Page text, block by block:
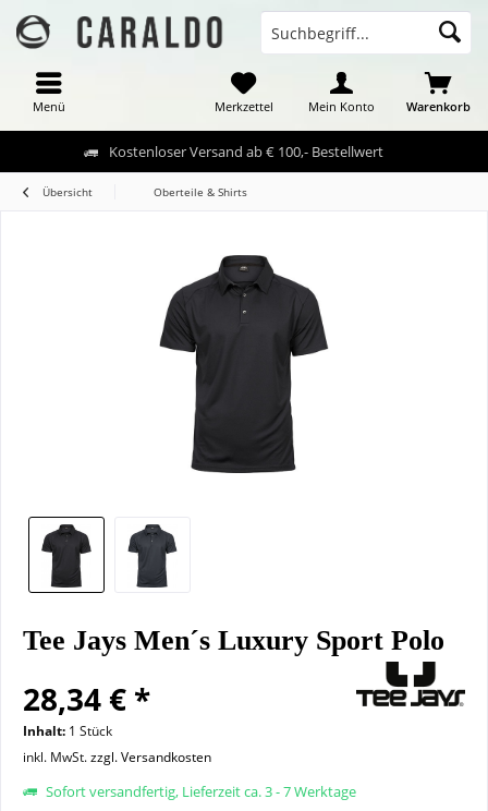
Kostenloser Versand ab € 100,- Bestellwert
Menü Warenkorb
Merkzettel Mein Konto
Übersicht Oberteile & Shirts
Tee Jays Men´s Luxury Sport Polo
28,34 € *
Inhalt: 1 Stück
inkl. MwSt.zzgl. Versandkosten
Sofort versandfertig, Lieferzeit ca. 3 - 7 Werktage